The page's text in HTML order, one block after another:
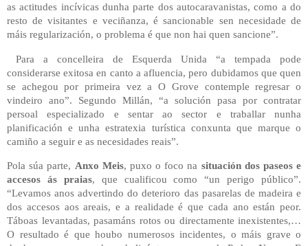
as actitudes incívicas dunha parte dos autocaravanistas, como a do
resto de visitantes e veciñanza, é sancionable sen necesidade de
máis regularización, o problema é que non hai quen sancione”.
Para a concelleira de Esquerda Unida “a tempada pode
considerarse exitosa en canto a afluencia, pero dubidamos que quen
se achegou por primeira vez a O Grove contemple regresar o
vindeiro ano”. Segundo Millán, “a solución pasa por contratar
persoal especializado e sentar ao sector e traballar nunha
planificación e unha estratexia turística conxunta que marque o
camiño a seguir e as necesidades reais”.
Pola súa parte, Anxo Meis, puxo o foco na situación dos paseos e
accesos ás praias, que cualificou como “un perigo público”.
“Levamos anos advertindo do deterioro das pasarelas de madeira e
dos accesos aos areais, e a realidade é que cada ano están peor.
Táboas levantadas, pasamáns rotos ou directamente inexistentes,…
O resultado é que houbo numerosos incidentes, o máis grave o